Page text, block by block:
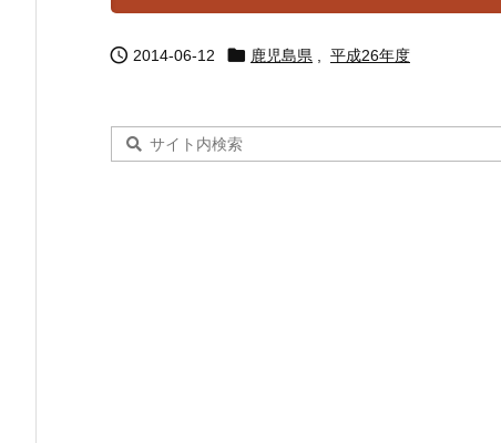
 2014-06-12  鹿児島県 , 平成26年度